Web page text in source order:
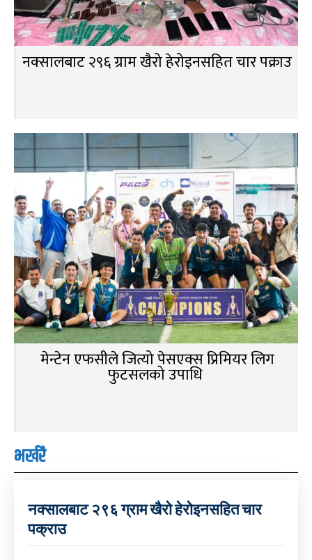
नक्सालबाट २९६ ग्राम खैरो हेरोइनसहित चार पक्राउ
मेन्टेन एफसीले जित्यो पेसएक्स प्रिमियर लिग
फुटसलको उपाधि
भर्खरै
नक्सालबाट २९६ ग्राम खैरो हेरोइनसहित चार
पक्राउ